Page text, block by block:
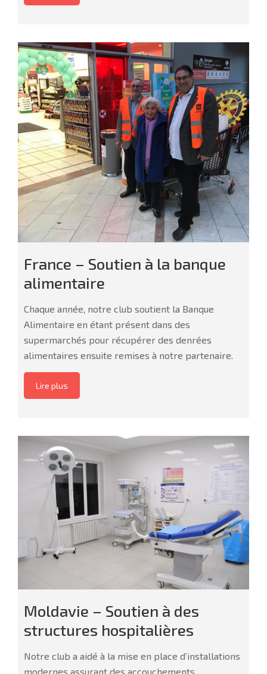
France – Soutien à la banque
alimentaire
Chaque année, notre club soutient la Banque
Alimentaire en étant présent dans des
supermarchés pour récupérer des denrées
alimentaires ensuite remises à notre partenaire.
Lire plus
Moldavie – Soutien à des
structures hospitalières
Notre club a aidé à la mise en place d’installations
modernes assurant des accouchements